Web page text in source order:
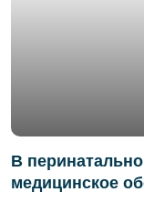
В
медицинское